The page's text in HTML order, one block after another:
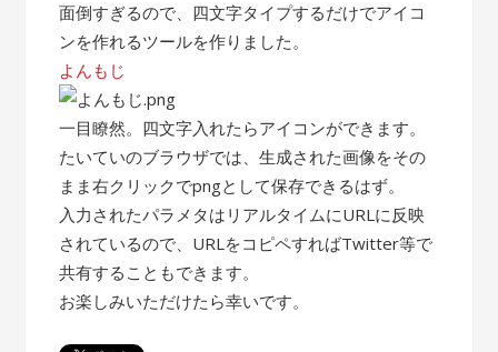
面倒すぎるので、四文字タイプするだけでアイコ
ンを作れるツールを作りました。
よんもじ
一目瞭然。四文字入れたらアイコンができます。
たいていのブラウザでは、生成された画像をその
まま右クリックでpngとして保存できるはず。
入力されたパラメタはリアルタイムにURLに反映
されているので、URLをコピペすればTwitter等で
共有することもできます。
お楽しみいただけたら幸いです。